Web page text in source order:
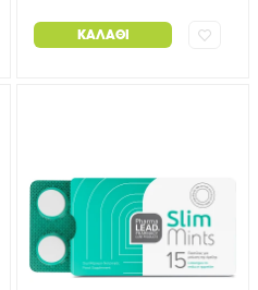
ΚΑΛΆΘΙ